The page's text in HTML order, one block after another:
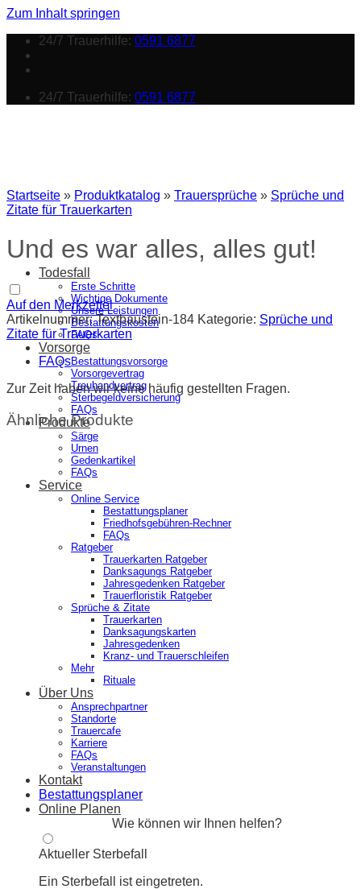
Zum Inhalt springen
24/7 Trauerhilfe: 0591 6877
24/7 Trauerhilfe: 0591 6877
Todesfall
Erste Schritte
Wichtige Dokumente
Unsere Leistungen
Bestattungskosten
FAQs
Vorsorge
Bestattungsvorsorge
Vorsorgevertrag
Treuhandvertrag
Sterbegeldversicherung
FAQs
Produkte
Särge
Urnen
Gedenkartikel
FAQs
Service
Online Service
Bestattungsplaner
Friedhofsgebühren-Rechner
FAQs
Ratgeber
Trauerkarten Ratgeber
Danksagungs Ratgeber
Jahresgedenken Ratgeber
Trauerfloristik Ratgeber
Sprüche & Zitate
Trauerkarten
Danksagungskarten
Jahresgedenken
Kranz- und Trauerschleifen
Mehr
Rituale
Über Uns
Ansprechpartner
Standorte
Trauercafe
Karriere
FAQs
Veranstaltungen
Kontakt
Bestattungsplaner
Online Planen
Wie können wir Ihnen helfen?
Aktueller Sterbefall
Ein Sterbefall ist eingetreten.
Startseite » Produktkatalog » Trauersprüche » Sprüche und
Zitate für Trauerkarten
Und es war alles, alles gut!
Auf den Merkzettel
Artikelnummer:Textbaustein-184 Kategorie: Sprüche und
Zitate für Trauerkarten
FAQs
Zur Zeit haben wir keine häufig gestellten Fragen.
Ähnliche Produkte